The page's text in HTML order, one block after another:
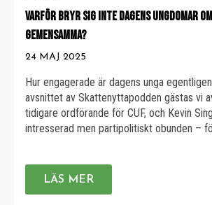
VARFÖR BRYR SIG INTE DAGENS UNGDOMAR
GEMENSAMMA?
24 MAJ 2025
Hur engagerade är dagens unga
avsnittet av Skattenyttapodden gästas vi
tidigare ordförande för CUF, och Kevin
intresserad men partipolitiskt obunden –
unga väljer bort traditionell […]
LÄS MER